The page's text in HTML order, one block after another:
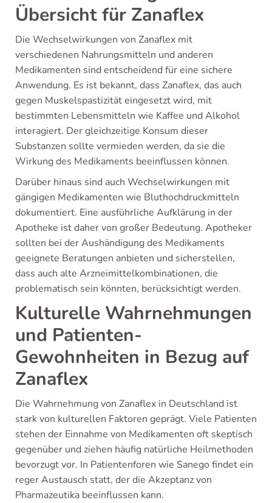
Übersicht für Zanaflex
Die Wechselwirkungen von Zanaflex mit
verschiedenen Nahrungsmitteln und anderen
Medikamenten sind entscheidend für eine sichere
Anwendung. Es ist bekannt, dass Zanaflex, das auch
gegen Muskelspastizität eingesetzt wird, mit
bestimmten Lebensmitteln wie Kaffee und Alkohol
interagiert. Der gleichzeitige Konsum dieser
Substanzen sollte vermieden werden, da sie die
Wirkung des Medikaments beeinflussen können.
Darüber hinaus sind auch Wechselwirkungen mit
gängigen Medikamenten wie Bluthochdruckmitteln
dokumentiert. Eine ausführliche Aufklärung in der
Apotheke ist daher von großer Bedeutung. Apotheker
sollten bei der Aushändigung des Medikaments
geeignete Beratungen anbieten und sicherstellen,
dass auch alte Arzneimittelkombinationen, die
problematisch sein könnten, berücksichtigt werden.
Kulturelle Wahrnehmungen
und Patienten-
Gewohnheiten in Bezug auf
Zanaflex
Die Wahrnehmung von Zanaflex in Deutschland ist
stark von kulturellen Faktoren geprägt. Viele Patienten
stehen der Einnahme von Medikamenten oft skeptisch
gegenüber und ziehen häufig natürliche Heilmethoden
bevorzugt vor. In Patientenforen wie Sanego findet ein
reger Austausch statt, der die Akzeptanz von
Pharmazeutika beeinflussen kann.